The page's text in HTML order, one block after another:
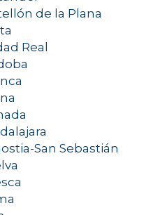
de la Plana
Real
San Sebastián